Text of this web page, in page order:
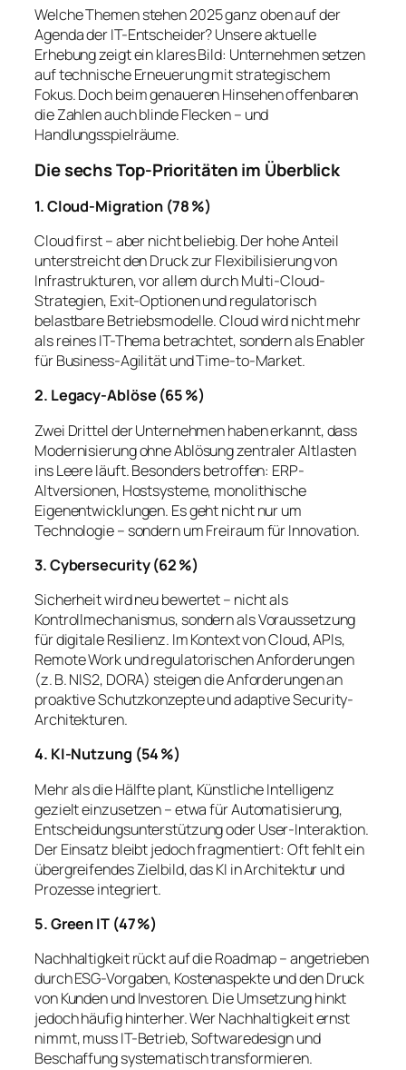
Welche Themen stehen 2025 ganz oben auf der
Agenda der IT-Entscheider? Unsere aktuelle
Erhebung zeigt ein klares Bild: Unternehmen setzen
auf technische Erneuerung mit strategischem
Fokus. Doch beim genaueren Hinsehen offenbaren
die Zahlen auch blinde Flecken – und
Handlungsspielräume.
Die sechs Top-Prioritäten im Überblick
1. Cloud-Migration (78 %)
Cloud first – aber nicht beliebig. Der hohe Anteil
unterstreicht den Druck zur Flexibilisierung von
Infrastrukturen, vor allem durch Multi-Cloud-
Strategien, Exit-Optionen und regulatorisch
belastbare Betriebsmodelle. Cloud wird nicht mehr
als reines IT-Thema betrachtet, sondern als Enabler
für Business-Agilität und Time-to-Market.
2. Legacy-Ablöse (65 %)
Zwei Drittel der Unternehmen haben erkannt, dass
Modernisierung ohne Ablösung zentraler Altlasten
ins Leere läuft. Besonders betroffen: ERP-
Altversionen, Hostsysteme, monolithische
Eigenentwicklungen. Es geht nicht nur um
Technologie – sondern um Freiraum für Innovation.
3. Cybersecurity (62 %)
Sicherheit wird neu bewertet – nicht als
Kontrollmechanismus, sondern als Voraussetzung
für digitale Resilienz. Im Kontext von Cloud, APIs,
Remote Work und regulatorischen Anforderungen
(z. B. NIS2, DORA) steigen die Anforderungen an
proaktive Schutzkonzepte und adaptive Security-
Architekturen.
4. KI-Nutzung (54 %)
Mehr als die Hälfte plant, Künstliche Intelligenz
gezielt einzusetzen – etwa für Automatisierung,
Entscheidungsunterstützung oder User-Interaktion.
Der Einsatz bleibt jedoch fragmentiert: Oft fehlt ein
übergreifendes Zielbild, das KI in Architektur und
Prozesse integriert.
5. Green IT (47 %)
Nachhaltigkeit rückt auf die Roadmap – angetrieben
durch ESG-Vorgaben, Kostenaspekte und den Druck
von Kunden und Investoren. Die Umsetzung hinkt
jedoch häufig hinterher. Wer Nachhaltigkeit ernst
nimmt, muss IT-Betrieb, Softwaredesign und
Beschaffung systematisch transformieren.